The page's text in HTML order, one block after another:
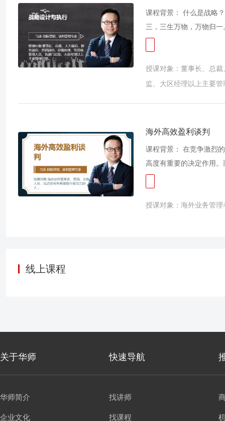
课程背景： 什么是战略
三，三生万物，万物归
裁欲成大业必须进入“一
业的高管，凭借多年一
战略在现代企业管理实
授课对象：董事长、总
监、大区经理以上主要管
海外高效盈利谈判
课程背景： 在竞争激烈
高度有重要的决定作用
海外管理人员具备很广
判》讲师马老师拥有多
授课对象：海外业务管
线上课程
关于华师 快速导航
华师简介
企业文化
找讲师
找课程